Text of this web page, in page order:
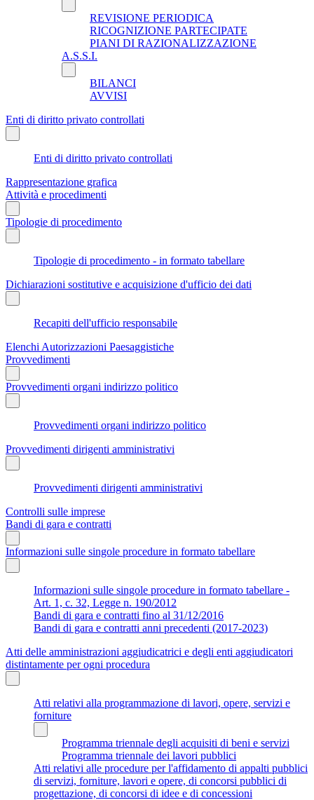
REVISIONE PERIODICA
RICOGNIZIONE PARTECIPATE
PIANI DI RAZIONALIZZAZIONE
A.S.S.I.
BILANCI
AVVISI
Enti di diritto privato controllati
Enti di diritto privato controllati
Rappresentazione grafica
Attività e procedimenti
Tipologie di procedimento
Tipologie di procedimento - in formato tabellare
Dichiarazioni sostitutive e acquisizione d'ufficio dei dati
Recapiti dell'ufficio responsabile
Elenchi Autorizzazioni Paesaggistiche
Provvedimenti
Provvedimenti organi indirizzo politico
Provvedimenti organi indirizzo politico
Provvedimenti dirigenti amministrativi
Provvedimenti dirigenti amministrativi
Controlli sulle imprese
Bandi di gara e contratti
Informazioni sulle singole procedure in formato tabellare
Informazioni sulle singole procedure in formato tabellare -
Art. 1, c. 32, Legge n. 190/2012
Bandi di gara e contratti fino al 31/12/2016
Bandi di gara e contratti anni precedenti (2017-2023)
Atti delle amministrazioni aggiudicatrici e degli enti aggiudicatori
distintamente per ogni procedura
Atti relativi alla programmazione di lavori, opere, servizi e
forniture
Programma triennale degli acquisiti di beni e servizi
Programma triennale dei lavori pubblici
Atti relativi alle procedure per l'affidamento di appalti pubblici
di servizi, forniture, lavori e opere, di concorsi pubblici di
progettazione, di concorsi di idee e di concessioni